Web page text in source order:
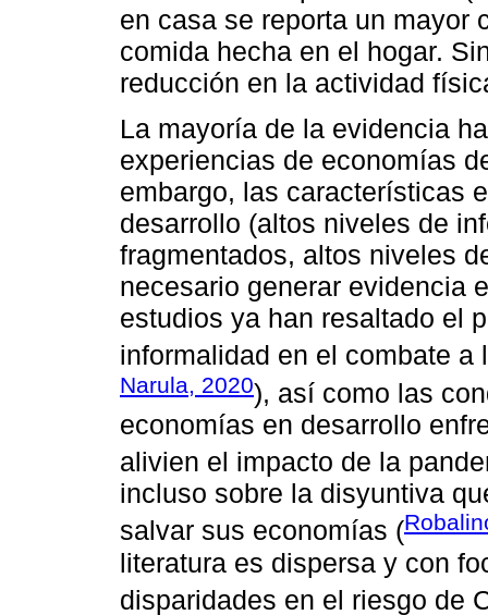
en casa se reporta un mayor
comida hecha en el hogar.
reducción en la actividad
La mayoría de la evidencia
experiencias de economías
embargo, las características
desarrollo (altos niveles de
fragmentados, altos niveles
necesario generar evidencia
estudios ya han resaltado el
informalidad en el combate a
Narula, 2020), así como las
economías en desarrollo
alivien el impacto de la
incluso sobre la disyuntiva
salvar sus economías (
literatura es dispersa y con
disparidades en el riesgo de